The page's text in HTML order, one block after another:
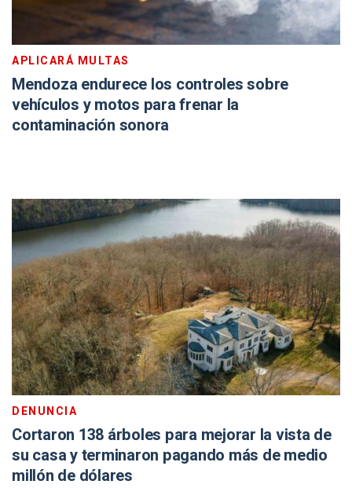
APLICARÁ MULTAS
Mendoza endurece los controles sobre
vehículos y motos para frenar la
contaminación sonora
DENUNCIA
Cortaron 138 árboles para mejorar la vista de
su casa y terminaron pagando más de medio
millón de dólares